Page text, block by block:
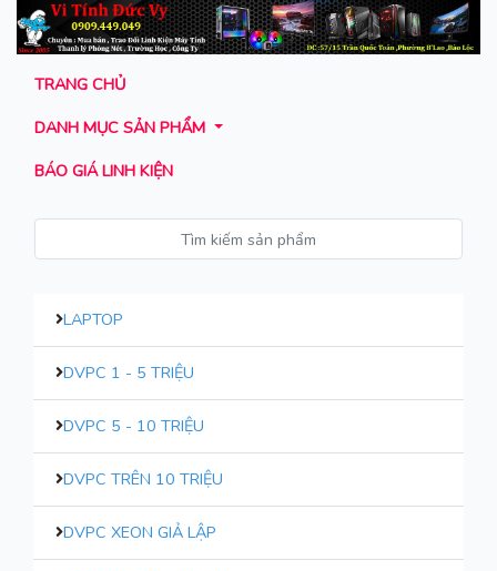
TRANG CHỦ
DANH MỤC SẢN PHẨM
BÁO GIÁ LINH KIỆN
LAPTOP
DVPC 1 - 5 TRIỆU
DVPC 5 - 10 TRIỆU
DVPC TRÊN 10 TRIỆU
DVPC XEON GIẢ LẬP